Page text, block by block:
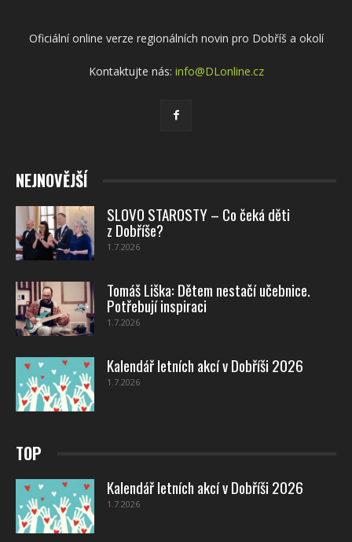
Oficiální online verze regionálních novin pro Dobříš a okolí
Kontaktujte nás: info@DLonline.cz
NEJNOVĚJŠÍ
SLOVO STAROSTY – Co čeká děti
z Dobříše?
1.7.2026
Tomáš Liška: Dětem nestačí učebnice.
Potřebují inspiraci
1.7.2026
Kalendář letních akcí v Dobříši 2026
1.7.2026
TOP
Kalendář letních akcí v Dobříši 2026
1.7.2026